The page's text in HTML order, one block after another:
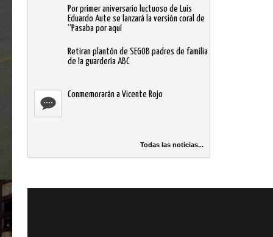
Por primer aniversario luctuoso de Luis
Eduardo Aute se lanzará la versión coral de
“Pasaba por aquí
Retiran plantón de SEGOB padres de familia
de la guardería ABC
Conmemorarán a Vicente Rojo
Todas las noticias...